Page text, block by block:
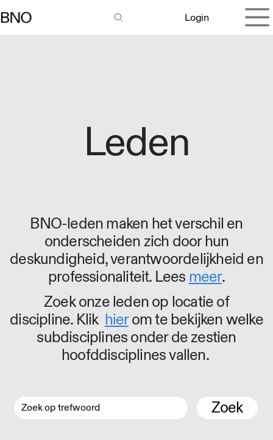
Login
Leden
BNO-leden maken het verschil en
onderscheiden zich door hun
deskundigheid, verantwoordelijkheid en
professionaliteit. Lees meer.
Zoek onze leden op locatie of
discipline. Klik hierom te bekijken welke
subdisciplines onder de zestien
hoofddisciplines vallen.
Zoek